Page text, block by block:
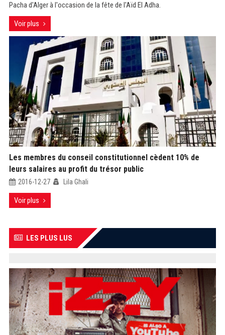
Pacha d'Alger à l'occasion de la fête de l'Aïd El Adha.
Voir plus
Les membres du conseil constitutionnel cèdent 10% de
leurs salaires au profit du trésor public
2016-12-27 Lila Ghali
Voir plus
LES PLUS LUS